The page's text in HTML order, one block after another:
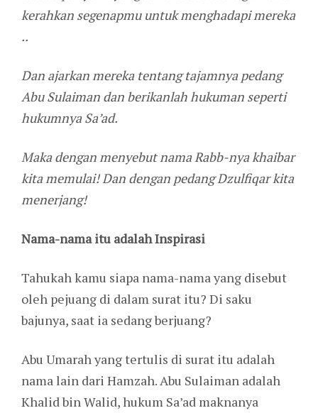
kerahkan segenapmu untuk menghadapi mereka
..
Dan ajarkan mereka tentang tajamnya pedang
Abu Sulaiman dan berikanlah hukuman seperti
hukumnya Sa’ad.
Maka dengan menyebut nama Rabb-nya khaibar
kita memulai! Dan dengan pedang Dzulfiqar kita
menerjang!
Nama-nama itu adalah Inspirasi
Tahukah kamu siapa nama-nama yang disebut
oleh pejuang di dalam surat itu? Di saku
bajunya, saat ia sedang berjuang?
Abu Umarah yang tertulis di surat itu adalah
nama lain dari Hamzah. Abu Sulaiman adalah
Khalid bin Walid, hukum Sa’ad maknanya